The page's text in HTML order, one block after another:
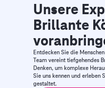
Unsere
Brillante
Entdecken Sie die
Team vereint tiefgehendes
Denken, um komplexe
Sie uns kennen und erleben
gestaltet.